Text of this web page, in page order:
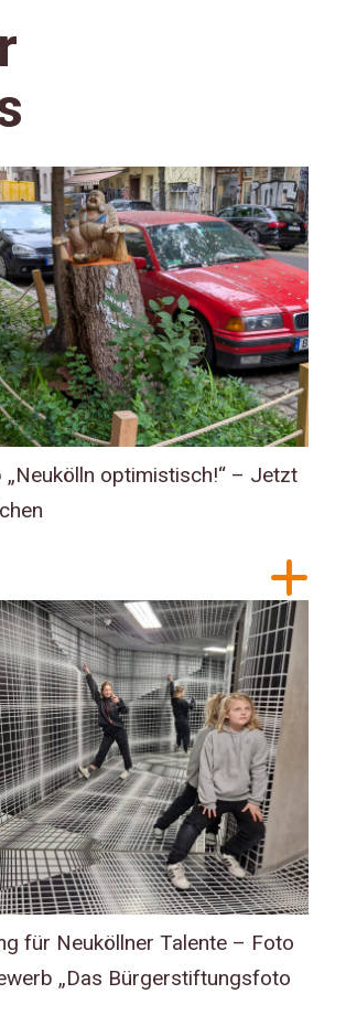
optimistisch!“ – Jetzt
für Neuköllner Talente – Foto
„Das Bürgerstiftungsfoto